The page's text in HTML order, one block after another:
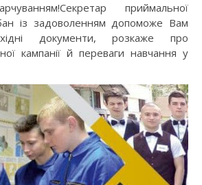
приймальної
із задоволенням допоможе Вам
документи, розкаже про
кампанії й переваги навчання у